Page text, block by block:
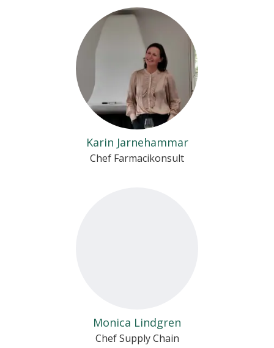
Karin Jarnehammar
Chef Farmacikonsult
Monica Lindgren
Chef Supply Chain